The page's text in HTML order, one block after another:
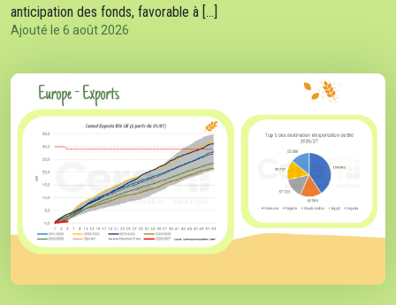
anticipation des fonds, favorable à […]
Ajouté le 6 août 2026